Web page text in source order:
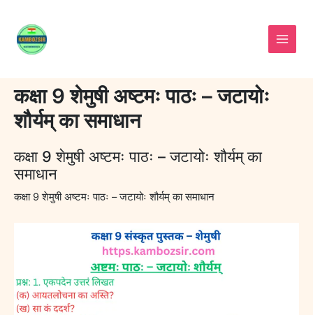
content
कक्षा 9 शेमुषी अष्टमः पाठः – जटायोः
शौर्यम् का समाधान
कक्षा 9 शेमुषी अष्टमः पाठः – जटायोः शौर्यम् का
समाधान
कक्षा 9 शेमुषी अष्टमः पाठः – जटायोः शौर्यम् का समाधान